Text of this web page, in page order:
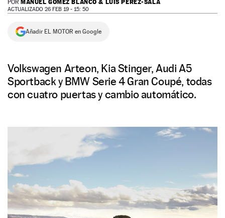
NEWSLETTER
POR MANUEL GÓMEZ BLANCO & LUIS PÉREZ-SALA
ACTUALIZADO 26 FEB 19 - 15: 50
Añadir EL MOTOR en Google
Volkswagen Arteon, Kia Stinger, Audi A5
Sportback y BMW Serie 4 Gran Coupé, todas
con cuatro puertas y cambio automático.